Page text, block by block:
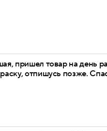
пришел товар на день
отпишусь позже.